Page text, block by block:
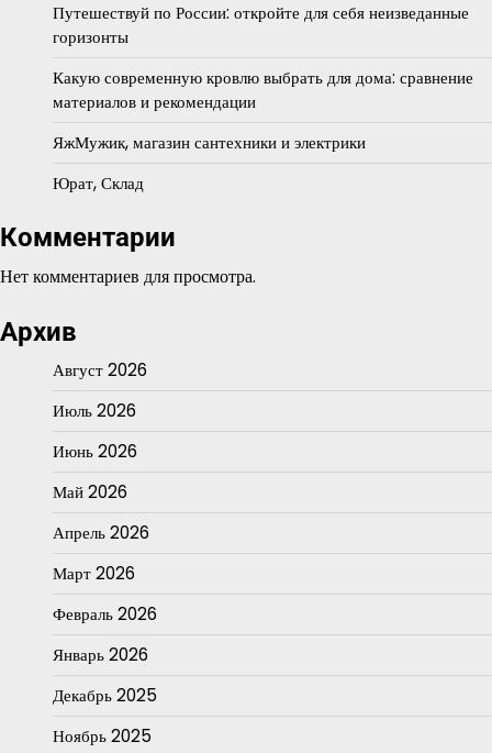
Путешествуй по России: откройте для себя неизведанные
горизонты
Какую современную кровлю выбрать для дома: сравнение
материалов и рекомендации
ЯжМужик, магазин сантехники и электрики
Юрат, Склад
Комментарии
Нет комментариев для просмотра.
Архив
Август 2026
Июль 2026
Июнь 2026
Май 2026
Апрель 2026
Март 2026
Февраль 2026
Январь 2026
Декабрь 2025
Ноябрь 2025